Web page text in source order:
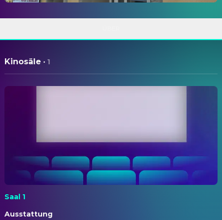
Kinosäle · 1
Saal 1
Ausstattung